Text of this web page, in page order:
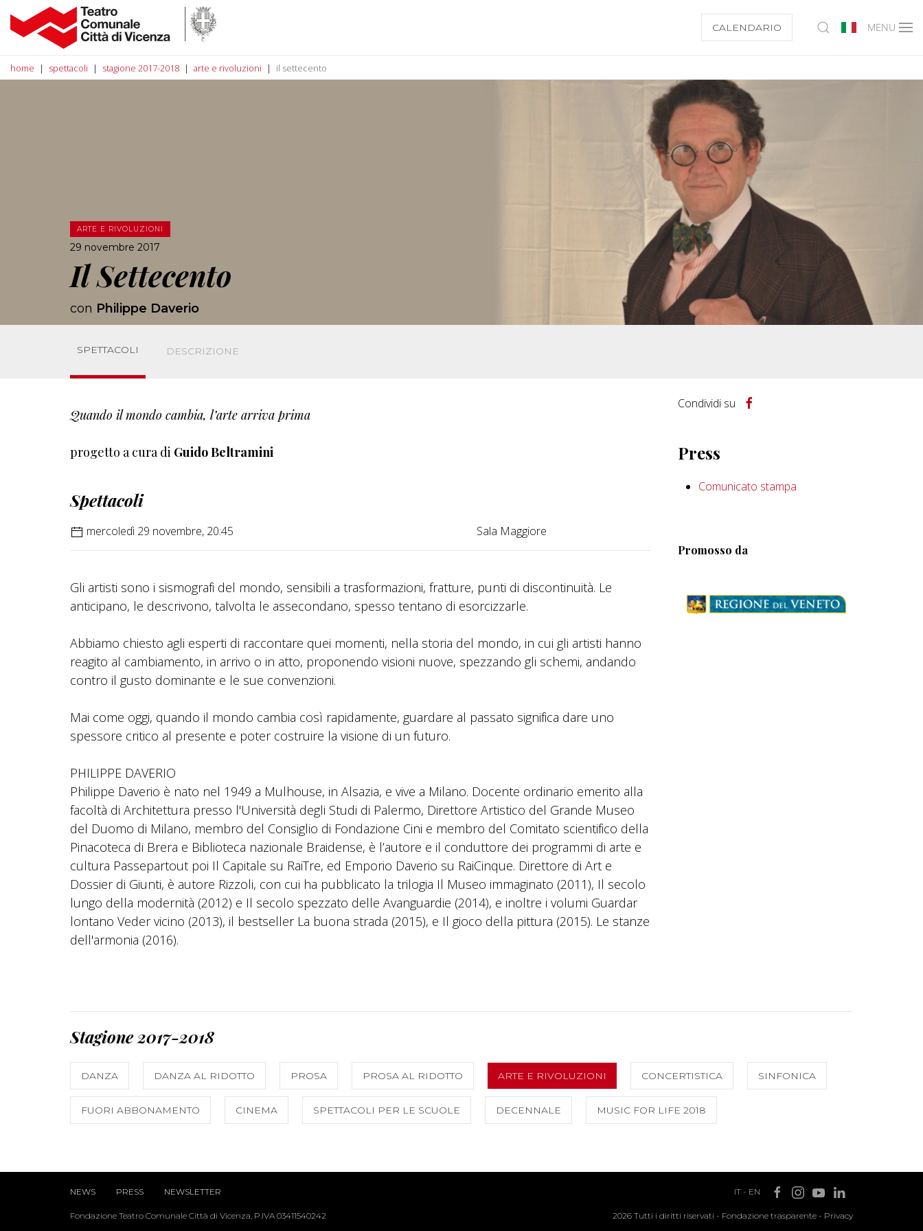
CALENDARIO MENU
home spettacoli stagione 2017-2018 arte e rivoluzioni il settecento
ARTE E RIVOLUZIONI
29 novembre 2017
Il Settecento
con Philippe Daverio
SPETTACOLI DESCRIZIONE
Quando il mondo cambia, l’arte arriva prima
progetto a cura di Guido Beltramini
Spettacoli
mercoledì 29 novembre, 20:45 Sala Maggiore
Gli artisti sono i sismografi del mondo, sensibili a trasformazioni, fratture, punti di discontinuità. Le
anticipano, le descrivono, talvolta le assecondano, spesso tentano di esorcizzarle.
Abbiamo chiesto agli esperti di raccontare quei momenti, nella storia del mondo, in cui gli artisti hanno
reagito al cambiamento, in arrivo o in atto, proponendo visioni nuove, spezzando gli schemi, andando
contro il gusto dominante e le sue convenzioni.
Mai come oggi, quando il mondo cambia così rapidamente, guardare al passato significa dare uno
spessore critico al presente e poter costruire la visione di un futuro.
PHILIPPE DAVERIO
Philippe Daverio è nato nel 1949 a Mulhouse, in Alsazia, e vive a Milano. Docente ordinario emerito alla
facoltà di Architettura presso l'Università degli Studi di Palermo, Direttore Artistico del Grande Museo
del Duomo di Milano, membro del Consiglio di Fondazione Cini e membro del Comitato scientifico della
Pinacoteca di Brera e Biblioteca nazionale Braidense, è l’autore e il conduttore dei programmi di arte e
cultura Passepartout poi Il Capitale su RaiTre, ed Emporio Daverio su RaiCinque. Direttore di Art e
Dossier di Giunti, è autore Rizzoli, con cui ha pubblicato la trilogia Il Museo immaginato (2011), Il secolo
lungo della modernità (2012) e Il secolo spezzato delle Avanguardie (2014), e inoltre i volumi Guardar
lontano Veder vicino (2013), il bestseller La buona strada (2015), e Il gioco della pittura (2015). Le stanze
dell'armonia (2016).
Condividi su
Press
Comunicato stampa
Promosso da
Stagione 2017-2018
DANZA DANZA AL RIDOTTO PROSA PROSA AL RIDOTTO ARTE E RIVOLUZIONI CONCERTISTICA SINFONICA
FUORI ABBONAMENTO CINEMA SPETTACOLI PER LE SCUOLE DECENNALE MUSIC FOR LIFE 2018
NEWS PRESS NEWSLETTER IT - EN
Fondazione Teatro Comunale Città di Vicenza, P.IVA 03411540242 2026 Tutti i diritti riservati - Fondazione trasparente - Privacy